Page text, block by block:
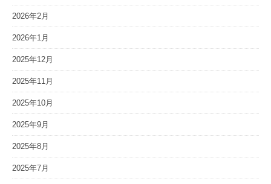
2026年2月
2026年1月
2025年12月
2025年11月
2025年10月
2025年9月
2025年8月
2025年7月